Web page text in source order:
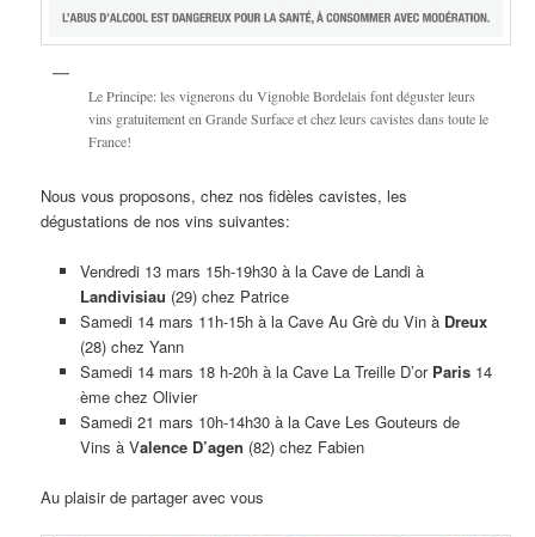
Le Principe: les vignerons du Vignoble Bordelais font déguster leurs
vins gratuitement en Grande Surface et chez leurs cavistes dans toute le
France!
Nous vous proposons, chez nos fidèles cavistes, les
dégustations de nos vins suivantes:
Vendredi 13 mars 15h-19h30 à la Cave de Landi à
Landivisiau (29) chez Patrice
Samedi 14 mars 11h-15h à la Cave Au Grè du Vin à Dreux
(28) chez Yann
Samedi 14 mars 18 h-20h à la Cave La Treille D’or Paris 14
ème chez Olivier
Samedi 21 mars 10h-14h30 à la Cave Les Gouteurs de
Vins à Valence D’agen (82) chez Fabien
Au plaisir de partager avec vous